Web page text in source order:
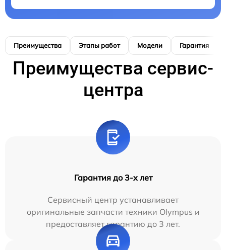
Преимущества Этапы работ Модели Гарантия
Преимущества сервис-
центра
Гарантия до 3-х лет
Сервисный центр устанавливает
оригинальные запчасти техники Olympus и
предоставляет гарантию до 3 лет.